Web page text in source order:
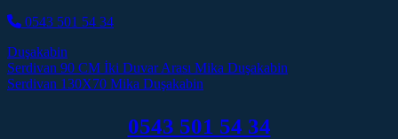
0543 501 54 34
Duşakabin
Post navigation
Serdivan 90 CM İki Duvar Arası Mika Duşakabin
Serdivan 130X70 Mika Duşakabin
0543 501 54 34